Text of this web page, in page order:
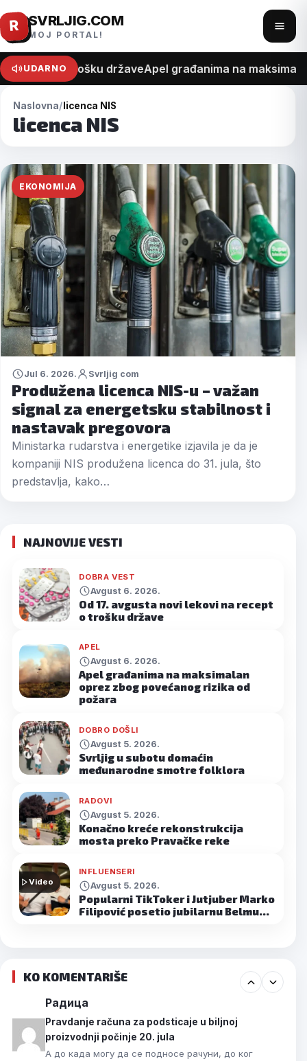
Pređi
na
sadržaj
R SVRLJIG.COM
MOJ PORTAL!
meni
UDARNO
recept o trošku državeApel građanima na
Naslovna licenca NIS
licenca NIS
EKONOMIJA
Jul 6. 2026. Svrljig com
Produžena licenca NIS-u – važan
signal za energetsku stabilnost i
nastavak pregovora
Ministarka rudarstva i energetike izjavila je da je
kompaniji NIS produžena licenca do 31. jula, što
predstavlja, kako…
NAJNOVIJE VESTI
DOBRA VEST
Avgust 6. 2026.
Od 17. avgusta novi lekovi na recept
o trošku države
APEL
Avgust 6. 2026.
Apel građanima na maksimalan
oprez zbog povećanog rizika od
požara
DOBRO DOŠLI
Avgust 5. 2026.
Svrljig u subotu domaćin
međunarodne smotre folklora
RADOVI
Avgust 5. 2026.
Konačno kreće rekonstrukcija
mosta preko Pravačke reke
Video
INFLUENSERI
Avgust 5. 2026.
Popularni TikToker i Jutjuber Marko
Filipović posetio jubilarnu Belmu…
KO KOMENTARIŠE
Радица
Pravdanje računa za podsticaje u biljnoj
proizvodnji počinje 20. jula
А до када могу да се подносе рачуни, до ког